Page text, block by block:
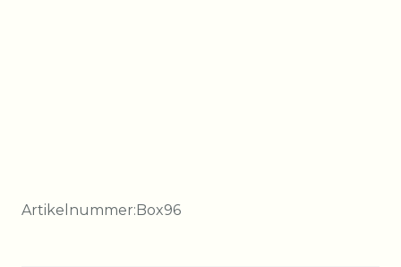
Artikelnummer:Box96